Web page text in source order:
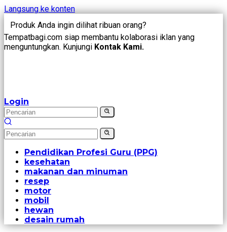
Langsung ke konten
Produk Anda ingin dilihat ribuan orang?
Tempatbagi.com siap membantu kolaborasi iklan yang
menguntungkan. Kunjungi Kontak Kami.
Login
Pendidikan Profesi Guru (PPG)
kesehatan
makanan dan minuman
resep
motor
mobil
hewan
desain rumah